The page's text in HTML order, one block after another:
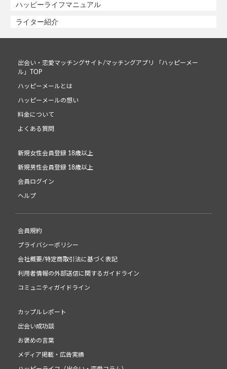
ハッピーライフマニュアル
ライター紹介
出会い・恋愛マッチングサイト/マッチングアプリ 「ハッピーメー
ル」TOP
ハッピーメールとは
ハッピーメールの想い
料金について
よくある質問
新規女性会員登録 18歳以上
新規男性会員登録 18歳以上
会員ログイン
ヘルプ
会員規約
プライバシーポリシー
会社概要/特定商取引法に基づく表記
利用者情報の外部送信に関するガイドライン
コミュニティガイドライン
カップルレポート
出会い成功談
お褒めの言葉
メディア掲載・広告実績